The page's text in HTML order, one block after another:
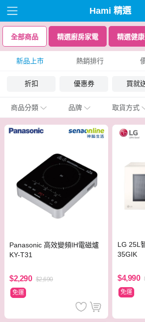
Hami 精選
全部商品 精選廚房家電 精選健
新品上市 熱銷排行
折扣 優惠券 買就
商品分類 品牌 取貨方式
Panasonic 高效變頻IH電磁爐
KY-T31
$2,290 $2,690
免運
LG 25L
35GIK
$4,990
免運